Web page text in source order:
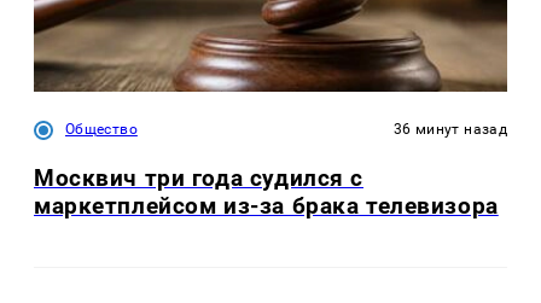
Общество 36 минут назад
Москвич три года судился с
маркетплейсом из-за брака телевизора